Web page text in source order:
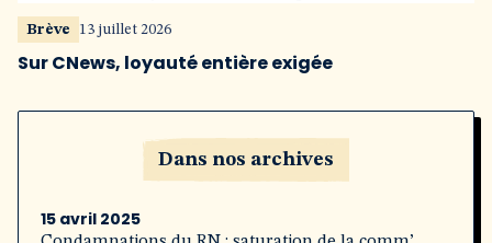
Brève 13 juillet 2026
Sur CNews, loyauté entière exigée
Dans nos archives
15 avril 2025